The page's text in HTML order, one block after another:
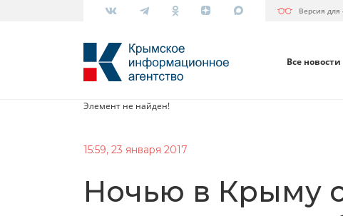
Версия
Все новости
Элемент не найден!
15:59, 23 января 2017
Ночью в Крыму